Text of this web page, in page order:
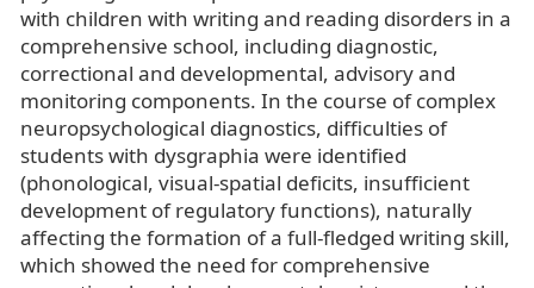
with children with writing and reading disorders in a
comprehensive school, including diagnostic,
correctional and developmental, advisory and
monitoring components. In the course of complex
neuropsychological diagnostics, difficulties of
students with dysgraphia were identified
(phonological, visual-spatial deficits, insufficient
development of regulatory functions), naturally
affecting the formation of a full-fledged writing skill,
which showed the need for comprehensive